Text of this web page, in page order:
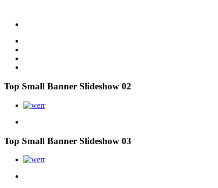
Top Small Banner Slideshow 02
Top Small Banner Slideshow 03